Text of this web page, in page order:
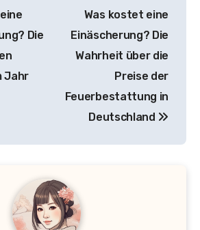
Die
Jahr
Was kostet eine
Einäscherung? Die
Wahrheit über die
Preise der
Feuerbestattung in
Deutschland